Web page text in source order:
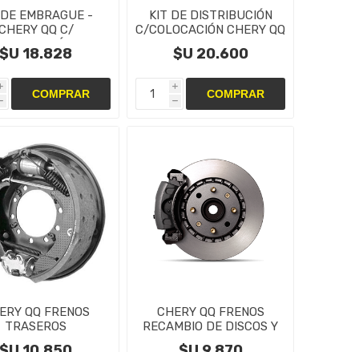
EMBRAGUE -
QQ C/
COLOCACIÓN
$U 18.828
KIT DE DISTRIBUCIÓN
C/COLOCACIÓN CHERY QQ
- CORREAS 1.0 cc
$U 20.600
i
h
QQ FRENOS
TRASEROS
Y
CHERY QQ FRENOS
RECAMBIO DE DISCOS Y
PASTILLAS